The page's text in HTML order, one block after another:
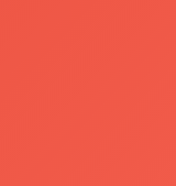
傘結合了實
防水套傘保
傘和小折疊